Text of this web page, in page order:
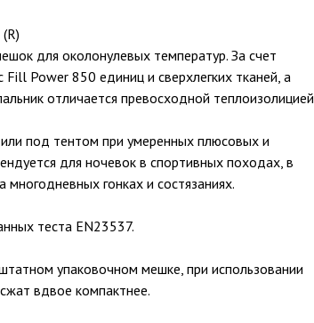
для околонулевых температур. За счет
Power 850 единиц и сверхлегких тканей, а
отличается превосходной теплоизолицией
под тентом при умеренных плюсовых и
для ночевок в спортивных походах, в
гонках и состязаниях.
теста EN23537.
упаковочном мешке, при использовании
вдвое компактнее.